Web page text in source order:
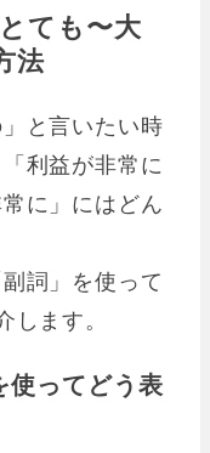
ても〜大
法
と言いたい時
利益が非常に
に」にはどん
詞」を使って
ます。
使ってどう表